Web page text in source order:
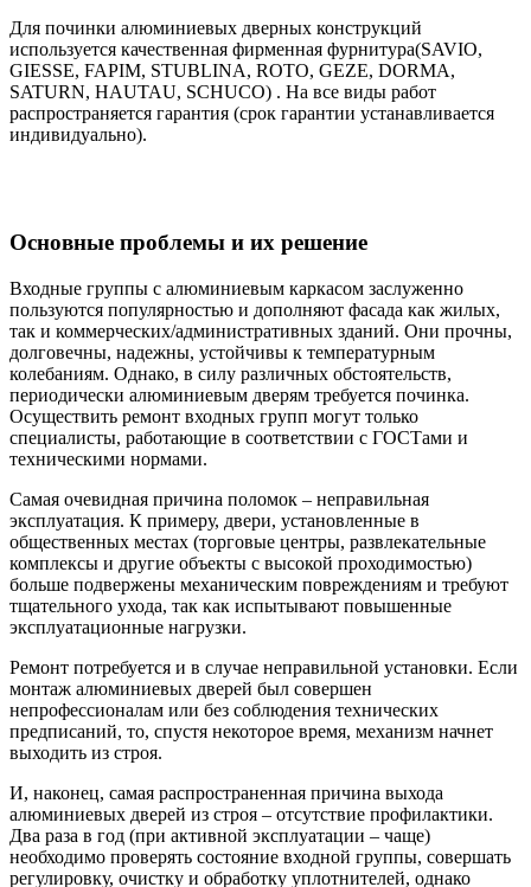
Для починки алюминиевых дверных конструкций
используется качественная фирменная фурнитура(SAVIO,
GIESSE, FAPIM, STUBLINA, ROTO, GEZE, DORMA,
SATURN, HAUTAU, SCHUCO) . На все виды работ
распространяется гарантия (срок гарантии устанавливается
индивидуально).
Основные проблемы и их решение
Входные группы с алюминиевым каркасом заслуженно
пользуются популярностью и дополняют фасада как жилых,
так и коммерческих/административных зданий. Они прочны,
долговечны, надежны, устойчивы к температурным
колебаниям. Однако, в силу различных обстоятельств,
периодически алюминиевым дверям требуется починка.
Осуществить ремонт входных групп могут только
специалисты, работающие в соответствии с ГОСТами и
техническими нормами.
Самая очевидная причина поломок – неправильная
эксплуатация. К примеру, двери, установленные в
общественных местах (торговые центры, развлекательные
комплексы и другие объекты с высокой проходимостью)
больше подвержены механическим повреждениям и требуют
тщательного ухода, так как испытывают повышенные
эксплуатационные нагрузки.
Ремонт потребуется и в случае неправильной установки. Если
монтаж алюминиевых дверей был совершен
непрофессионалам или без соблюдения технических
предписаний, то, спустя некоторое время, механизм начнет
выходить из строя.
И, наконец, самая распространенная причина выхода
алюминиевых дверей из строя – отсутствие профилактики.
Два раза в год (при активной эксплуатации – чаще)
необходимо проверять состояние входной группы, совершать
регулировку, очистку и обработку уплотнителей, однако